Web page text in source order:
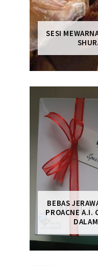
SESI
BEBAS
PROACNE A.I.